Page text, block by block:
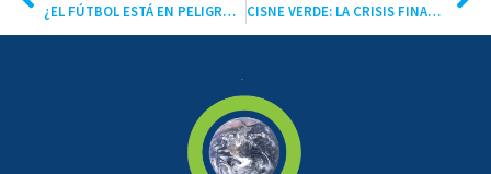
¿EL FÚTBOL ESTÁ EN PELIGRO POR EL CAMBIO CLIMÁTICO?
CISNE VERDE: LA CRISIS FINANCIERA OCASIONADA POR EL CAMBIO CLIMÁTICO